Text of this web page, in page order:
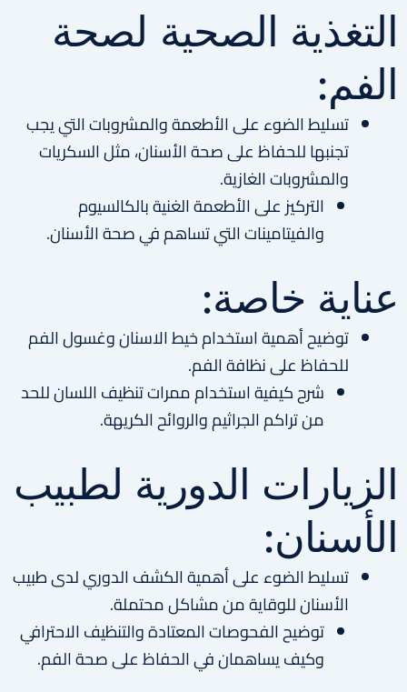
التغذية الصحية لصحة
الفم:
تسليط الضوء على الأطعمة والمشروبات التي يجب
تجنبها للحفاظ على صحة الأسنان، مثل السكريات
والمشروبات الغازية.
التركيز على الأطعمة الغنية بالكالسيوم
والفيتامينات التي تساهم في صحة الأسنان.
عناية خاصة:
توضيح أهمية استخدام خيط الاسنان وغسول الفم
للحفاظ على نظافة الفم.
شرح كيفية استخدام ممرات تنظيف اللسان للحد
من تراكم الجراثيم والروائح الكريهة.
الزيارات الدورية لطبيب
الأسنان:
تسليط الضوء على أهمية الكشف الدوري لدى طبيب
الأسنان للوقاية من مشاكل محتملة.
توضيح الفحوصات المعتادة والتنظيف الاحترافي
وكيف يساهمان في الحفاظ على صحة الفم.